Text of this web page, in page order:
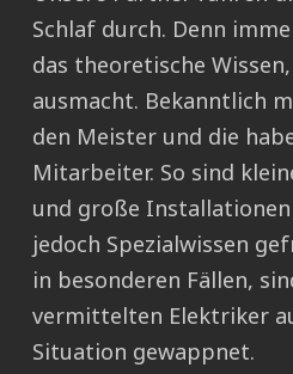
Schlaf durch. Denn
das theoretische
ausmacht. Bekanntlich
den Meister und die
Mitarbeiter. So sind
und große
jedoch Spezialwissen
in besonderen Fällen,
vermittelten Elektriker
Situation gewappnet.